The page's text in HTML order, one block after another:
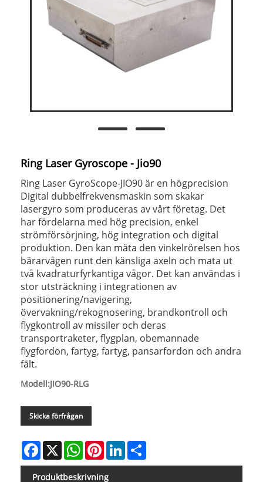
Ring Laser Gyroscope - Jio90
Ring Laser GyroScope-JIO90 är en högprecision
Digital dubbelfrekvensmaskin som skakar
lasergyro som produceras av vårt företag. Det
har fördelarna med hög precision, enkel
strömförsörjning, hög integration och digital
produktion. Den kan mäta den vinkelrörelsen hos
bärarvågen runt den känsliga axeln och mata ut
två kvadraturfyrkantiga vågor. Det kan användas i
stor utsträckning i integrationen av
positionering/navigering,
övervakning/rekognosering, brandkontroll och
flygkontroll av missiler och deras
transportraketer, flygplan, obemannade
flygfordon, fartyg, fartyg, pansarfordon och andra
fält.
Modell:JIO90-RLG
Skicka förfrågan
Facebook
X WhatsAppPinterestLinkedIn
Produktbeskrivning